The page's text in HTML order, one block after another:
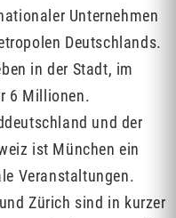
Unternehmen
Deutschlands.
in der Stadt, im
6 Millionen.
und der
ist München ein
Veranstaltungen.
Zürich sind in kurzer